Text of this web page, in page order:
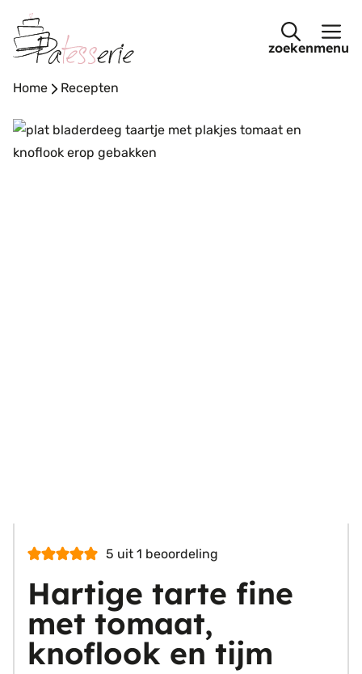
naar
de
menu
Home - Recepten
5 uit 1 beoordeling
Hartige tarte fine
met tomaat,
knoflook en tijm